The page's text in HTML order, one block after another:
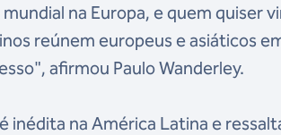
na Europa, e quem quiser
reúnem europeus e asiáticos
afirmou Paulo Wanderley.
inédita na América Latina e